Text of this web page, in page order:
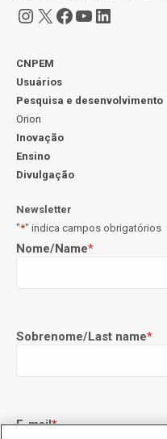
Instagram
X Facebook
Youtube
LinkedIn
CNPEM
Usuários
Pesquisa e desenvolvimento
Orion
Inovação
Ensino
Divulgação
Newsletter
"*" indica campos obrigatórios
Nome/Name*
Sobrenome/Last name*
E-mail*